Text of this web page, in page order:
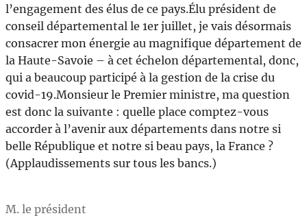
l’engagement des élus de ce pays.Élu président de
conseil départemental le 1er juillet, je vais désormais
consacrer mon énergie au magnifique département de
la Haute-Savoie – à cet échelon départemental, donc,
qui a beaucoup participé à la gestion de la crise du
covid-19.Monsieur le Premier ministre, ma question
est donc la suivante : quelle place comptez-vous
accorder à l’avenir aux départements dans notre si
belle République et notre si beau pays, la France ?
(Applaudissements sur tous les bancs.)
M. le président